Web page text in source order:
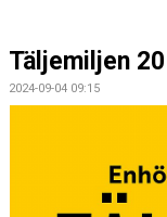
KONTAKTA OSS
Täljemiljen
2024-09-04 09:15